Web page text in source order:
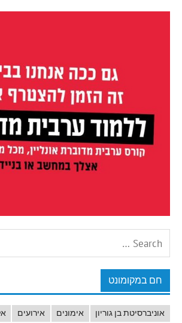
חם במקומונט
אוניברסיטת בן גוריון אימונים אירועים